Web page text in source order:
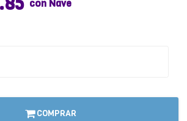
con Nave
COMPRAR